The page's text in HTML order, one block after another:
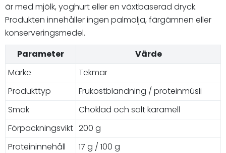
är med mjölk, yoghurt eller en växtbaserad dryck.
Produkten innehåller ingen palmolja, färgämnen eller
konserveringsmedel.
Parameter
Värde
Märke
Tekmar
Produkttyp
Frukostblandning / proteinmüsli
Smak
Choklad och salt karamell
Förpackningsvikt 200 g
Proteininnehåll
17 g / 100 g